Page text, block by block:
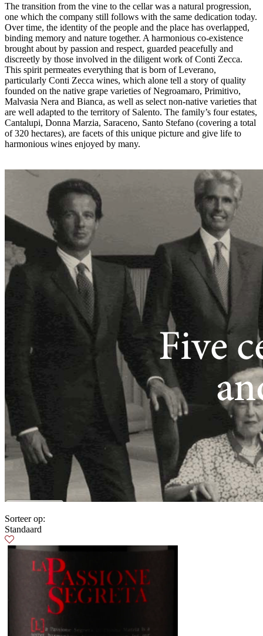
The transition from the vine to the cellar was a natural progression,
one which the company still follows with the same dedication today.
Over time, the identity of the people and the place has overlapped,
binding memory and nature together. A harmonious co-existence
brought about by passion and respect, guarded peacefully and
discreetly by those involved in the diligent work of Conti Zecca.
This spirit permeates everything that is born of Leverano,
particularly Conti Zecca wines, which alone tell a story of quality
founded on the native grape varieties of Negroamaro, Primitivo,
Malvasia Nera and Bianca, as well as select non-native varieties that
are well adapted to the territory of Salento. The family’s four estates,
Cantalupi, Donna Marzia, Saraceno, Santo Stefano (covering a total
of 320 hectares), are facets of this unique picture and give life to
harmonious wines enjoyed by many.
Sorteer op:
Standaard